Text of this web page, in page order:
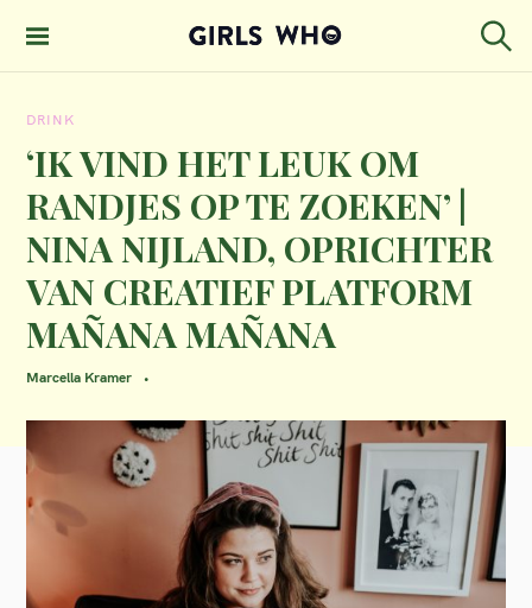
GIRLS WHO
DRINK
‘IK VIND HET LEUK OM
RANDJES OP TE ZOEKEN’ |
NINA NIJLAND, OPRICHTER
VAN CREATIEF PLATFORM
MAÑANA MAÑANA
Marcella Kramer